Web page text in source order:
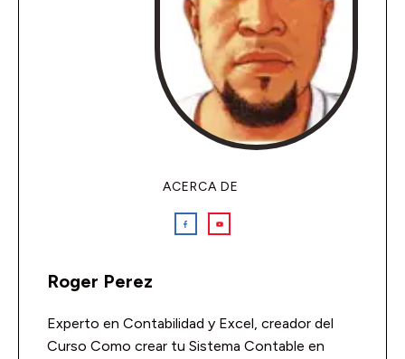
ACERCA DE
Roger Perez
Experto en Contabilidad y Excel, creador del
Curso Como crear tu Sistema Contable en